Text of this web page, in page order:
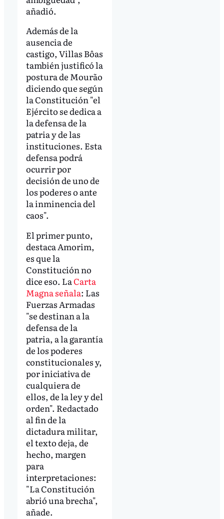
añadió.
Además de la
ausencia de
castigo, Villas Bôas
también justificó la
postura de Mourão
diciendo que según
la Constitución "el
Ejército se dedica a
la defensa de la
patria y de las
instituciones. Esta
defensa podrá
ocurrir por
decisión de uno de
los poderes o ante
la inminencia del
caos".
El primer punto,
destaca Amorim,
es que la
Constitución no
dice eso. LaCarta
Magna señala: Las
Fuerzas Armadas
"se destinan a la
defensa de la
patria, a la garantía
de los poderes
constitucionales y,
por iniciativa de
cualquiera de
ellos, de la ley y del
orden". Redactado
al fin de la
dictadura militar,
el texto deja, de
hecho, margen
para
interpretaciones:
"La Constitución
abrió una brecha",
añade.